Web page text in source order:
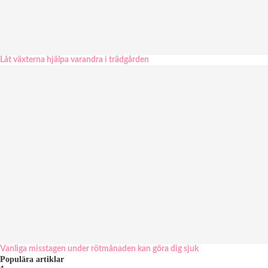
Låt växterna hjälpa varandra i trädgården
Vanliga misstagen under rötmånaden kan göra dig sjuk
Populära artiklar